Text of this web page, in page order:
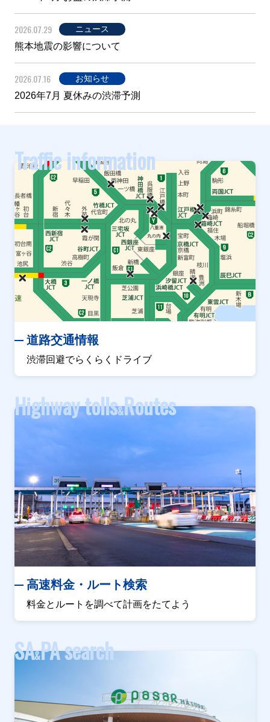
2026.07.29 ニュース
熊本地震の影響について
2026.07.16 お知らせ
2026年7月 夏休みの渋滞予測
Traffic information
道路交通情報
渋滞回避でらくらくドライブ
Highway tolls&Routes
高速料金・ルート検索
料金とルートを調べて計画をたてよう
SA&PA search